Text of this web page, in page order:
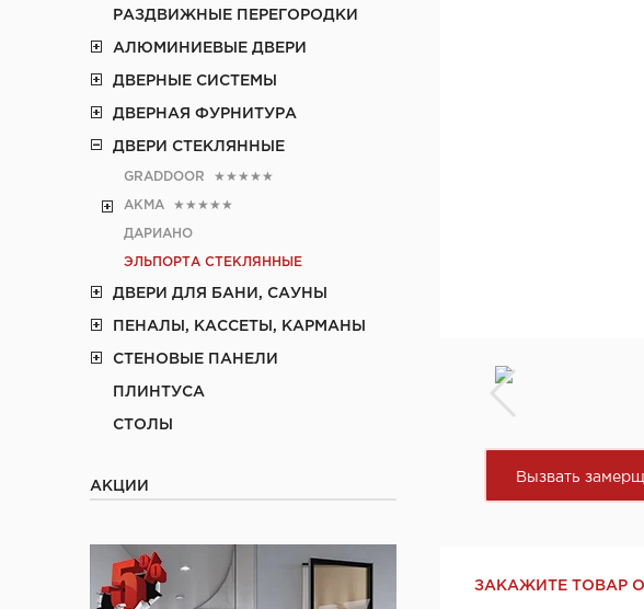
РАЗДВИЖНЫЕ ПЕРЕГОРОДКИ
АЛЮМИНИЕВЫЕ ДВЕРИ
ДВЕРНЫЕ СИСТЕМЫ
ДВЕРНАЯ ФУРНИТУРА
ДВЕРИ СТЕКЛЯННЫЕ
GRADDOOR ★★★★★
АКМА ★★★★★
ДАРИАНО
ЭЛЬПОРТА СТЕКЛЯННЫЕ
ДВЕРИ ДЛЯ БАНИ, САУНЫ
ПЕНАЛЫ, КАССЕТЫ, КАРМАНЫ
СТЕНОВЫЕ ПАНЕЛИ
ПЛИНТУСА
СТОЛЫ
АКЦИИ
Вызвать
ЗАКАЖИТЕ ТОВАР